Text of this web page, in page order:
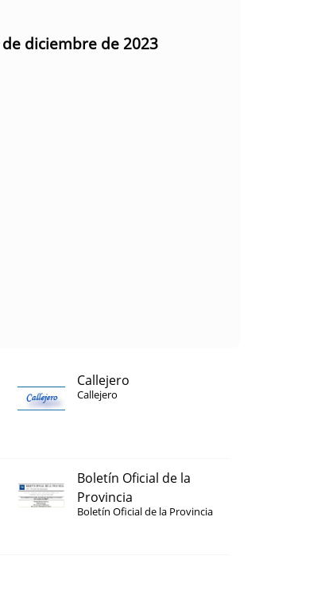
diciembre de 2023
Callejero
Callejero
Boletín Oficial de la
Provincia
Boletín Oficial de la Provincia